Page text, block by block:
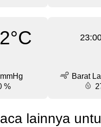
%
Barat
lainnya